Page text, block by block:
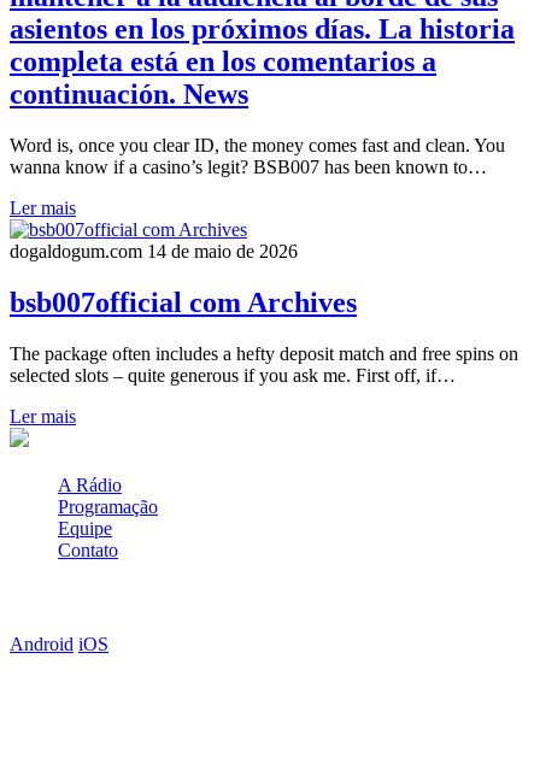
asientos en los próximos días. La historia
completa está en los comentarios a
continuación. News
Word is, once you clear ID, the money comes fast and clean. You
wanna know if a casino’s legit? BSB007 has been known to…
Ler mais
dogaldogum.com 14 de maio de 2026
bsb007official com Archives
The package often includes a hefty deposit match and free spins on
selected slots – quite generous if you ask me. First off, if…
Ler mais
A Rádio
Programação
Equipe
Contato
Android iOS